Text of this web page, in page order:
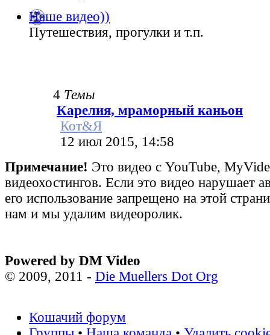
Наше видео))
Путешествия, прогулки и т.п.
4 Темы
Карелия, мраморный каньон
Кот&Я
12 июл 2015, 14:58
Примечание! Это видео с YouTube,
видеохостингов. Если это видео нарушает
его использование запрещено на этой
нам и мы удалим видеоролик.
Powered by DM Video
© 2009, 2011 - Die Muellers Dot Org
Кошачий форум